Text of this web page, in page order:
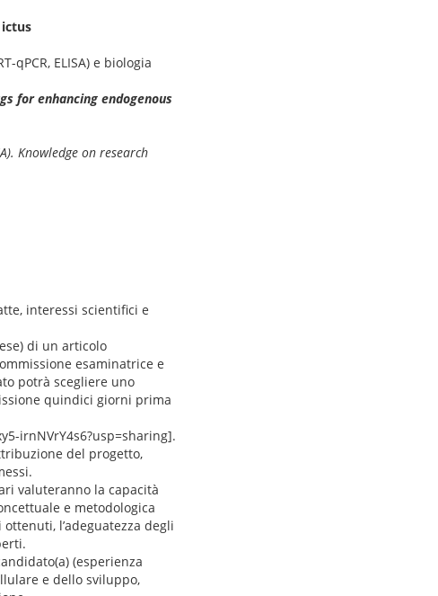
qPCR, ELISA) e biologia
for enhancing endogenous
Knowledge on research
interessi scientifici e
di un articolo
esaminatrice e
potrà scegliere uno
quindici giorni prima
irnNVrY4s6?usp=sharing].
del progetto,
valuteranno la capacità
e metodologica
l’adeguatezza degli
(esperienza
e dello sviluppo,